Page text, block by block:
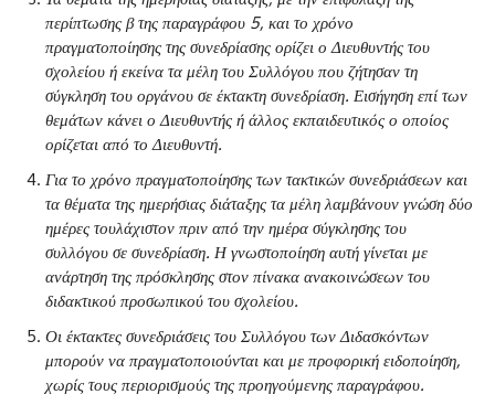
περίπτωσης β της παραγράφου 5, και το χρόνο
πραγματοποίησης της συνεδρίασης ορίζει ο Διευθυντής του
σχολείου ή εκείνα τα μέλη του Συλλόγου που ζήτησαν τη
σύγκληση του οργάνου σε έκτακτη συνεδρίαση. Εισήγηση επί των
θεμάτων κάνει ο Διευθυντής ή άλλος εκπαιδευτικός ο οποίος
ορίζεται από το Διευθυντή.
Για το χρόνο πραγματοποίησης των τακτικών συνεδριάσεων και
τα θέματα της ημερήσιας διάταξης τα μέλη λαμβάνουν γνώση δύο
ημέρες τουλάχιστον πριν από την ημέρα σύγκλησης του
συλλόγου σε συνεδρίαση. Η γνωστοποίηση αυτή γίνεται με
ανάρτηση της πρόσκλησης στον πίνακα ανακοινώσεων του
διδακτικού προσωπικού του σχολείου.
Οι έκτακτες συνεδριάσεις του Συλλόγου των Διδασκόντων
μπορούν να πραγματοποιούνται και με προφορική ειδοποίηση,
χωρίς τους περιορισμούς της προηγούμενης παραγράφου.